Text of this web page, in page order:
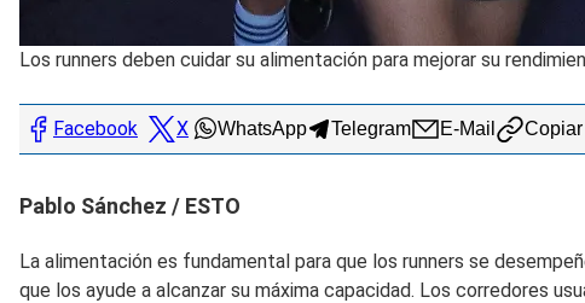
Los runners deben cuidar su alimentación para mejorar su
Facebook X WhatsApp Telegram E-Mail
Pablo Sánchez / ESTO
La alimentación es fundamental para que los runners se
que los ayude a alcanzar su máxima capacidad. Los corredores